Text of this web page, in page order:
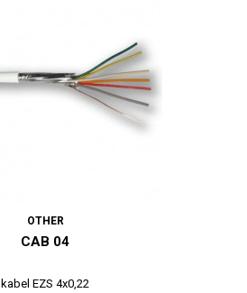
OTHER
CAB 04
kabel EZS 4x0,22